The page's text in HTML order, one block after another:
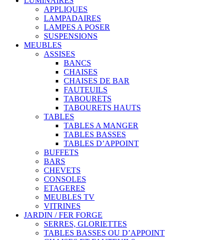
APPLIQUES
LAMPADAIRES
LAMPES A POSER
SUSPENSIONS
MEUBLES
ASSISES
BANCS
CHAISES
CHAISES DE BAR
FAUTEUILS
TABOURETS
TABOURETS HAUTS
TABLES
TABLES A MANGER
TABLES BASSES
TABLES D’APPOINT
BUFFETS
BARS
CHEVETS
CONSOLES
ETAGERES
MEUBLES TV
VITRINES
JARDIN / FER FORGE
SERRES, GLORIETTES
TABLES BASSES OU D’APPOINT